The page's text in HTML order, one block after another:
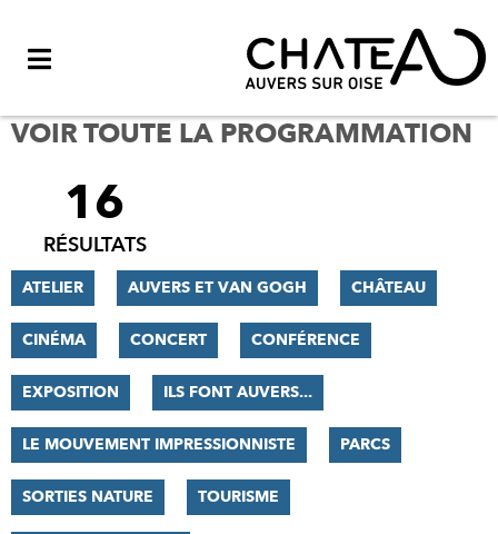
VOIR TOUTE LA PROGRAMMATION
FILTRER
RÉSULTATS
16
RÉSULTATS
ATELIER AUVERS ET VAN GOGH CHÂTEAU
CINÉMA CONCERT CONFÉRENCE
EXPOSITION ILS FONT AUVERS...
LE MOUVEMENT IMPRESSIONNISTE PARCS
SORTIES NATURE TOURISME